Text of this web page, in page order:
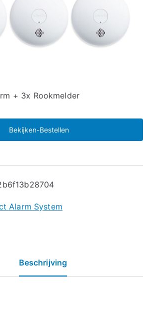
+ 3x Rookmelder
Bekijken-Bestellen
Alarm System
Beschrijving